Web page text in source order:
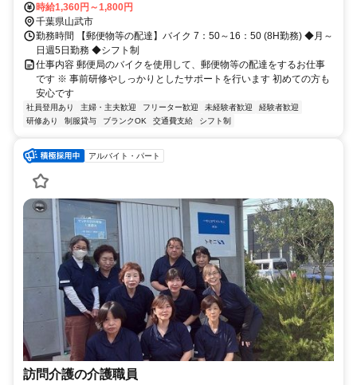
時給1,360円～1,800円
千葉県山武市
勤務時間 【郵便物等の配達】バイク 7：50～16：50 (8H勤務) ◆月～
日週5日勤務 ◆シフト制
仕事内容 郵便局のバイクを使用して、郵便物等の配達をするお仕事
です ※ 事前研修やしっかりとしたサポートを行います 初めての方も
安心です
社員登用あり 主婦・主夫歓迎 フリーター歓迎 未経験者歓迎
経験者歓迎
研修あり
制服貸与 ブランクOK 交通費支給 シフト制
アルバイト・パート
訪問介護の介護職員